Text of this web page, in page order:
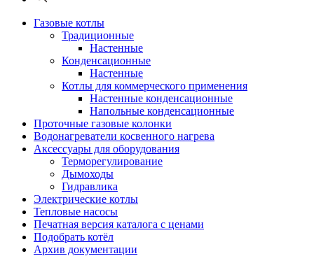
Газовые котлы
Традиционные
Настенные
Конденсационные
Настенные
Котлы для коммерческого применения
Настенные конденсационные
Напольные конденсационные
Проточные газовые колонки
Водонагреватели косвенного нагрева
Аксессуары для оборудования
Терморегулирование
Дымоходы
Гидравлика
Электрические котлы
Тепловые насосы
Печатная версия каталога с ценами
Подобрать котёл
Архив документации